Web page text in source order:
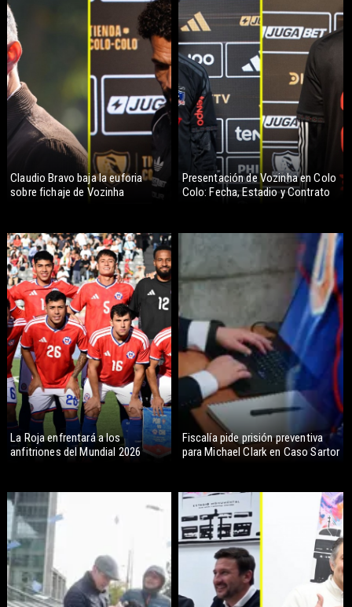
Claudio Bravo baja la euforia
sobre fichaje de Vozinha
Presentación de Vozinha en Colo
Colo: Fecha, Estadio y Contrato
La Roja enfrentará a los
anfitriones del Mundial 2026
Fiscalía pide prisión preventiva
para Michael Clark en Caso Sartor